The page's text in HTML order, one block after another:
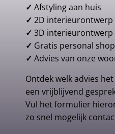
✓ Afstyling aan huis
✓ 2D interieurontwerp
✓ 3D interieurontwerp
✓ Gratis personal
✓ Advies van onze
Ontdek welk advies
een vrijblijvend
Vul het formulier
zo snel mogelijk